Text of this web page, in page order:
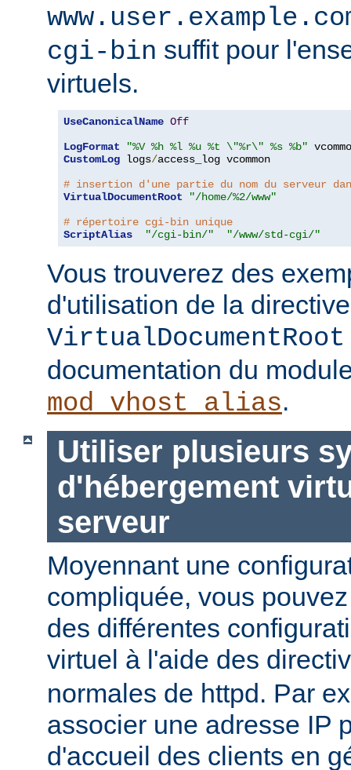
cgi-bin suffit pour
virtuels.
UseCanonicalName Off
LogFormat
"%V %h %l %u %t \"%r\" %s %b"
CustomLog logs/access_log vcommon
# insertion d'une partie du nom du serveur
VirtualDocumentRoot
"/home/%2/www"
# répertoire cgi-bin unique
ScriptAlias
"/cgi-bin/" "/www/std-cgi/"
Vous trouverez des
d'utilisation de la directive
VirtualDocumentRoot
documentation du
mod_vhost_alias.
Utiliser plusieurs
d'hébergement
serveur
Moyennant une
compliquée, vous
des différentes
virtuel à l'aide des
normales de httpd. Par
associer une adresse IP
d'accueil des clients en